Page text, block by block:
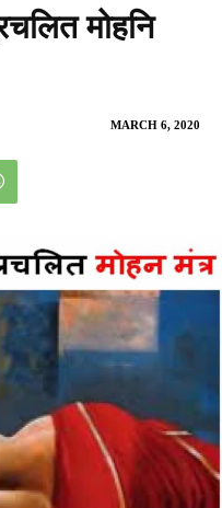
मोहनि
MARCH 6, 2020